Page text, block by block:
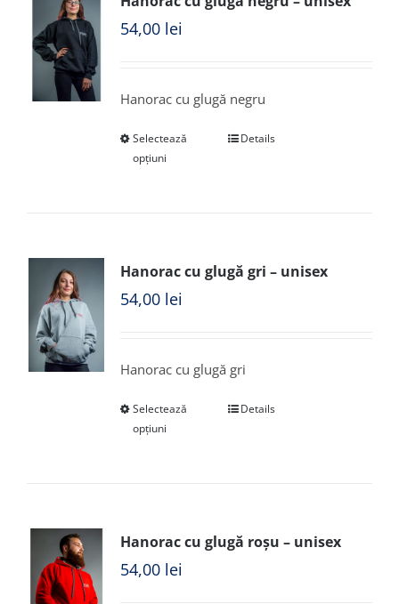
54,00 lei
Hanorac cu glugă negru
Selectează
opțiuni
Details
Hanorac cu glugă gri – unisex
54,00 lei
Hanorac cu glugă gri
Selectează
opțiuni
Details
Hanorac cu glugă roșu – unisex
54,00 lei